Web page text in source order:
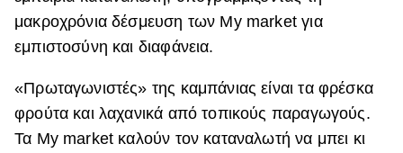
μακροχρόνια δέσμευση των My market για
εμπιστοσύνη και διαφάνεια.
«Πρωταγωνιστές» της καμπάνιας είναι τα φρέσκα
φρούτα και λαχανικά από τοπικούς παραγωγούς.
Τα My market καλούν τον καταναλωτή να μπει κι